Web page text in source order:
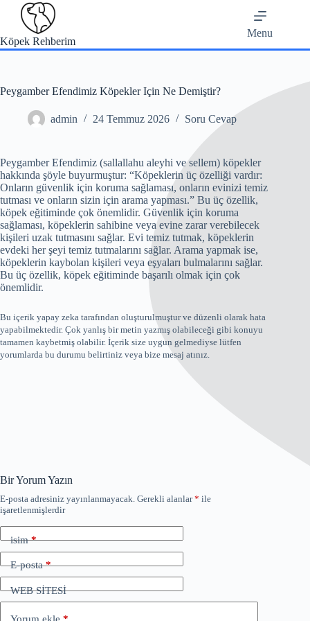
content
Köpek Rehberim
Menu
Peygamber Efendimiz Köpekler Için Ne Demiştir?
admin 24 Temmuz 2026 Soru Cevap
Peygamber Efendimiz (sallallahu aleyhi ve sellem) köpekler
hakkında şöyle buyurmuştur: “Köpeklerin üç özelliği vardır:
Onların güvenlik için koruma sağlaması, onların evinizi temiz
tutması ve onların sizin için arama yapması.” Bu üç özellik,
köpek eğitiminde çok önemlidir. Güvenlik için koruma
sağlaması, köpeklerin sahibine veya evine zarar verebilecek
kişileri uzak tutmasını sağlar. Evi temiz tutmak, köpeklerin
evdeki her şeyi temiz tutmalarını sağlar. Arama yapmak ise,
köpeklerin kaybolan kişileri veya eşyaları bulmalarını sağlar.
Bu üç özellik, köpek eğitiminde başarılı olmak için çok
önemlidir.
Bu içerik yapay zeka tarafından oluşturulmuştur ve düzenli olarak hata
yapabilmektedir. Çok yanlış bir metin yazmış olabileceği gibi konuyu
tamamen kaybetmiş olabilir. İçerik size uygun gelmediyse lütfen
yorumlarda bu durumu belirtiniz veya bize mesaj atınız.
Bir Yorum Yazın
E-posta adresiniz yayınlanmayacak. Gerekli alanlar* ile
işaretlenmişlerdir
isim*
E-posta*
WEB SİTESİ